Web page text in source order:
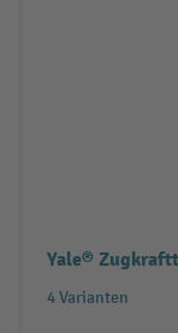
Yale®
4 Varianten